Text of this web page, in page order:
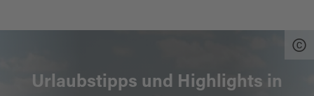
Urlaubstipps und Highlights in